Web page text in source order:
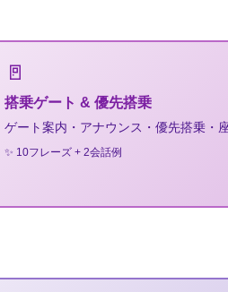
🚪
搭乗ゲート & 優先搭乗
ゲート案内・アナウンス・優先搭乗・
✨ 10フレーズ + 2会話例